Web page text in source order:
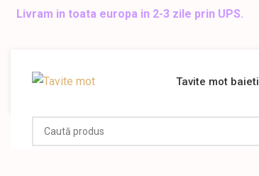
Livram in toata europa in 2-3 zile prin UPS.
Tavite mot baieti